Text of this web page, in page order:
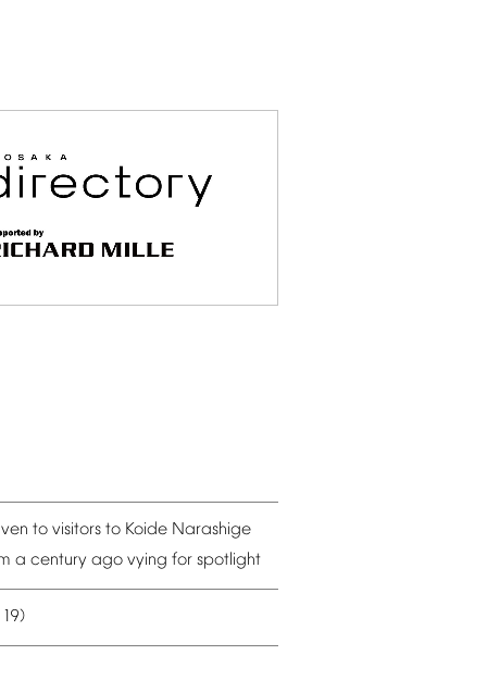
to visitors to Koide Narashige
a century ago vying for spotlight
19)